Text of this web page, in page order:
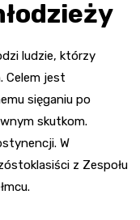
ludzie, którzy
Celem jest
sięganiu po
skutkom.
W
z Zespołu